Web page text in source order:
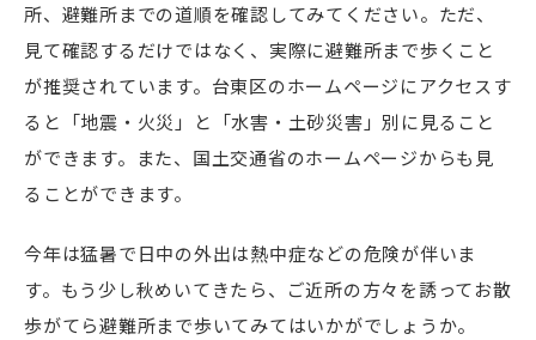
所、避難所までの道順を確認してみてください。ただ、
見て確認するだけではなく、実際に避難所まで歩くこと
が推奨されています。台東区のホームページにアクセスす
ると「地震・火災」と「水害・土砂災害」別に見ること
ができます。また、国土交通省のホームページからも見
ることができます。
今年は猛暑で日中の外出は熱中症などの危険が伴いま
す。もう少し秋めいてきたら、ご近所の方々を誘ってお散
歩がてら避難所まで歩いてみてはいかがでしょうか。